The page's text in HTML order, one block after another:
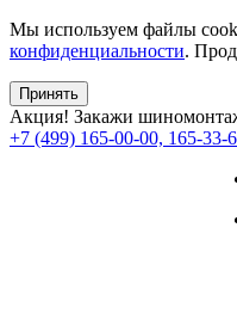
Мы используем файлы
конфиденциальности.
Принять
Акция! Закажи
+7 (499) 165-00-00, 165-33-